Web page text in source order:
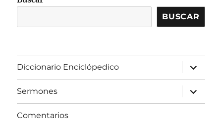
BUSCAR
Diccionario Enciclópedico
expandir
el
menú
inferior
Sermones
expandir
el
menú
Comentarios